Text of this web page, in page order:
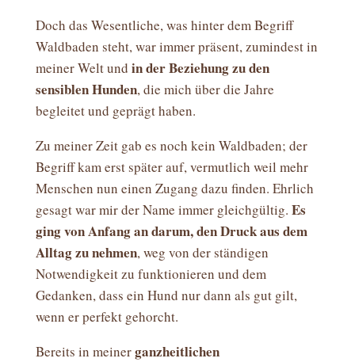
Doch das Wesentliche, was hinter dem Begriff
Waldbaden steht, war immer präsent, zumindest in
meiner Welt und in der Beziehung zu den
sensiblen Hunden, die mich über die Jahre
begleitet und geprägt haben.
Zu meiner Zeit gab es noch kein Waldbaden; der
Begriff kam erst später auf, vermutlich weil mehr
Menschen nun einen Zugang dazu finden. Ehrlich
gesagt war mir der Name immer gleichgültig. Es
ging von Anfang an darum, den Druck aus dem
Alltag zu nehmen, weg von der ständigen
Notwendigkeit zu funktionieren und dem
Gedanken, dass ein Hund nur dann als gut gilt,
wenn er perfekt gehorcht.
Bereits in meinerganzheitlichen